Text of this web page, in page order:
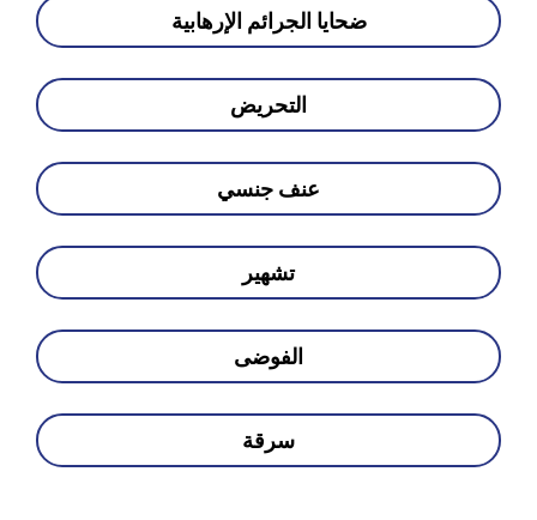
ضحايا الجرائم الإرهابية
التحريض
عنف جنسي
تشهير
الفوضى
سرقة